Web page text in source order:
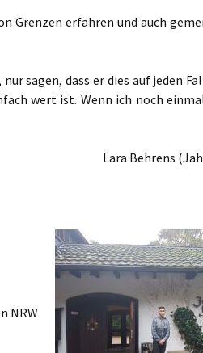
Grenzen erfahren und auch
sagen, dass er dies auf jeden
wert ist. Wenn ich noch
Lara Behrens
NRW